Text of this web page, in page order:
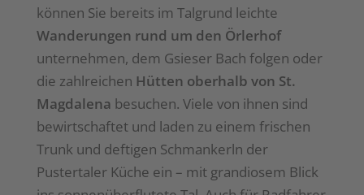
können Sie bereits im Talgrund leichte
Wanderungen rund um den Örlerhof
unternehmen, dem Gsieser Bach folgen oder
die zahlreichen Hütten oberhalb von St.
Magdalena besuchen. Viele von ihnen sind
bewirtschaftet und laden zu einem frischen
Trunk und deftigen Schmankerln der
Pustertaler Küche ein – mit grandiosem Blick